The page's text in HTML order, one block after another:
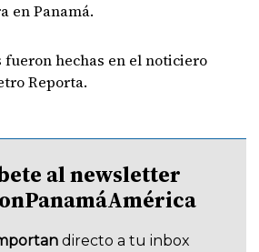
en Panamá.
fueron hechas en el noticiero
Reporta.
al newsletter
directo a tu inbox